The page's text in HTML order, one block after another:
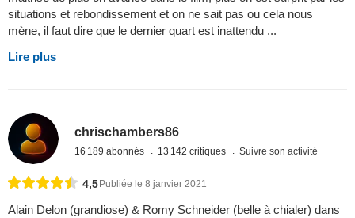
situations et rebondissement et on ne sait pas ou cela nous
mène, il faut dire que le dernier quart est inattendu ...
Lire plus
chrischambers86
16 189 abonnés 13 142 critiques Suivre son activité
4,5 Publiée le 8 janvier 2021
Alain Delon (grandiose) & Romy Schneider (belle à chialer) dans